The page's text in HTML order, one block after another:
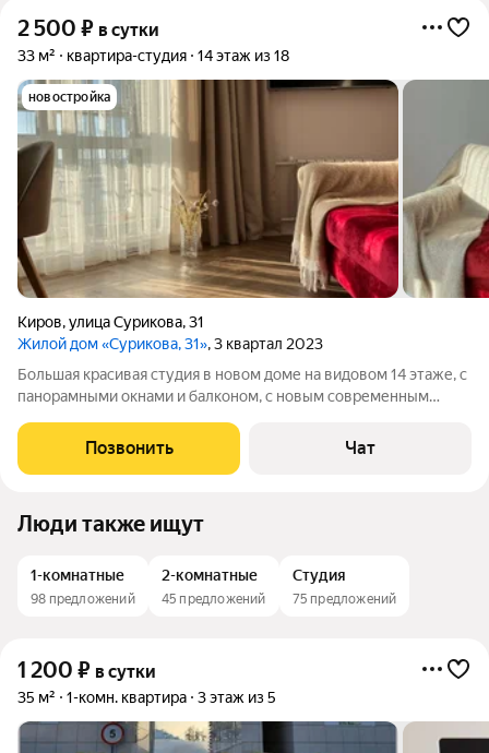
2 500 ₽ в сутки
33 м² квартира-студия 14 этаж из 18
новостройка
Киров,улица Сурикова,31
Жилой дом «Сурикова, 31», 3 квартал 2023
Большая красивая студия в новом доме на видовом 14 этаже, с
панорамными окнами и балконом, c новым современным
новоеРядом ж/д вокзал, авто вокзал, остановки, продуктовые
магазины, в 15 мин.
Позвонить Чат
Люди также ищут
1-комнатные
98 предложений
2-комнатные
45 предложений
Студия
75 предложений
1 200 ₽ в сутки
35 м² 1-комн. квартира 3 этаж из 5